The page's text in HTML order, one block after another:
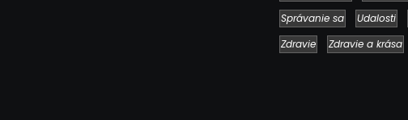
Správanie sa
Udalosti
Zdravie
Zdravie a krása